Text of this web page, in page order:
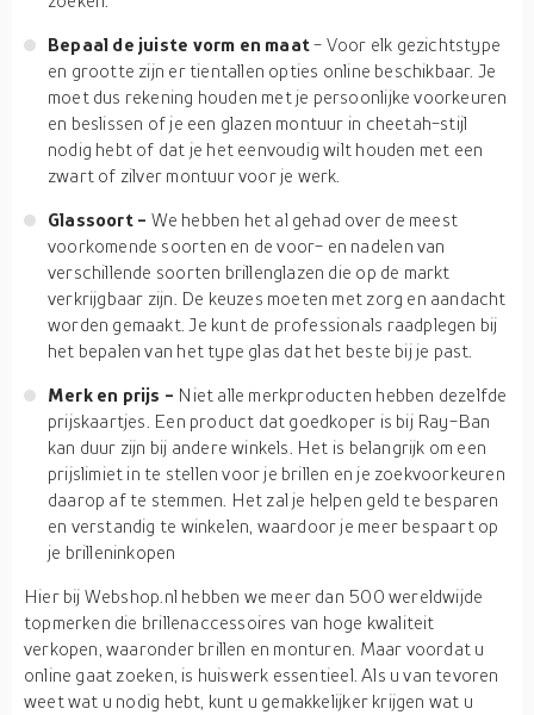
Bepaal de juiste vorm en maat- Voor elk gezichtstype
en grootte zijn er tientallen opties online beschikbaar. Je
moet dus rekening houden met je persoonlijke voorkeuren
en beslissen of je een glazen montuur in cheetah-stijl
nodig hebt of dat je het eenvoudig wilt houden met een
zwart of zilver montuur voor je werk.
Glassoort - We hebben het al gehad over de meest
voorkomende soorten en de voor- en nadelen van
verschillende soorten brillenglazen die op de markt
verkrijgbaar zijn. De keuzes moeten met zorg en aandacht
worden gemaakt. Je kunt de professionals raadplegen bij
het bepalen van het type glas dat het beste bij je past.
Merk en prijs - Niet alle merkproducten hebben dezelfde
prijskaartjes. Een product dat goedkoper is bij Ray-Ban
kan duur zijn bij andere winkels. Het is belangrijk om een
prijslimiet in te stellen voor je brillen en je zoekvoorkeuren
daarop af te stemmen. Het zal je helpen geld te besparen
en verstandig te winkelen, waardoor je meer bespaart op
je brilleninkopen
Hier bij Webshop.nl hebben we meer dan 500 wereldwijde
topmerken die brillenaccessoires van hoge kwaliteit
verkopen, waaronder brillen en monturen. Maar voordat u
online gaat zoeken, is huiswerk essentieel. Als u van tevoren
weet wat u nodig hebt, kunt u gemakkelijker krijgen wat u